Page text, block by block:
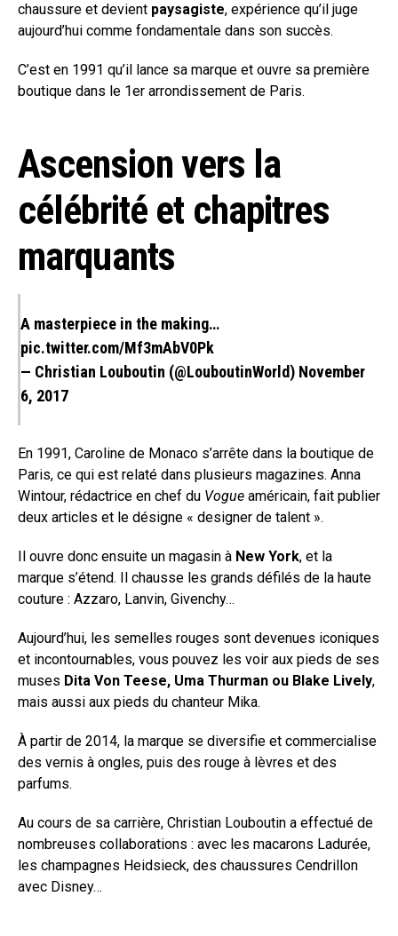
chaussure et devient paysagiste, expérience qu’il juge
aujourd’hui comme fondamentale dans son succès.
C’est en 1991 qu’il lance sa marque et ouvre sa première
boutique dans le 1er arrondissement de Paris.
Ascension vers la
célébrité et chapitres
marquants
A masterpiece in the making…
pic.twitter.com/Mf3mAbV0Pk
— Christian Louboutin (@LouboutinWorld) November
6, 2017
En 1991, Caroline de Monaco s’arrête dans la boutique de
Paris, ce qui est relaté dans plusieurs magazines. Anna
Wintour, rédactrice en chef du Vogue américain, fait publier
deux articles et le désigne « designer de talent ».
Il ouvre donc ensuite un magasin à New York, et la
marque s’étend. Il chausse les grands défilés de la haute
couture : Azzaro, Lanvin, Givenchy…
Aujourd’hui, les semelles rouges sont devenues iconiques
et incontournables, vous pouvez les voir aux pieds de ses
muses Dita Von Teese, Uma Thurman ou Blake Lively,
mais aussi aux pieds du chanteur Mika.
À partir de 2014, la marque se diversifie et commercialise
des vernis à ongles, puis des rouge à lèvres et des
parfums.
Au cours de sa carrière, Christian Louboutin a effectué de
nombreuses collaborations : avec les macarons Ladurée,
les champagnes Heidsieck, des chaussures Cendrillon
avec Disney…